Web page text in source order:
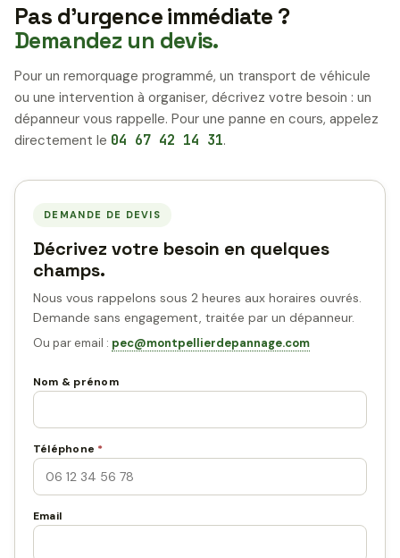
Pas d’urgence immédiate ?
Demandez un devis.
Pour un remorquage programmé, un transport de véhicule
ou une intervention à organiser, décrivez votre besoin : un
dépanneur vous rappelle. Pour une panne en cours, appelez
directement le 04 67 42 14 31.
DEMANDE DE DEVIS
Décrivez votre besoin en quelques
champs.
Nous vous rappelons sous 2 heures aux horaires ouvrés.
Demande sans engagement, traitée par un dépanneur.
Ou par email : pec@montpellierdepannage.com
Nom & prénom
Téléphone *
Email